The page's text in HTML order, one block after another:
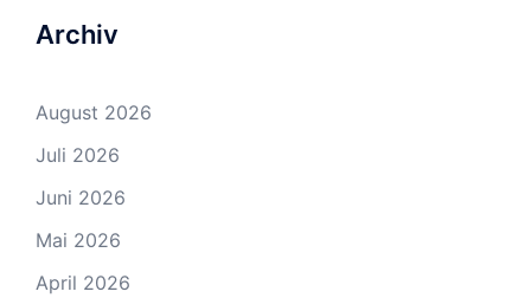
Archiv
August 2026
Juli 2026
Juni 2026
Mai 2026
April 2026